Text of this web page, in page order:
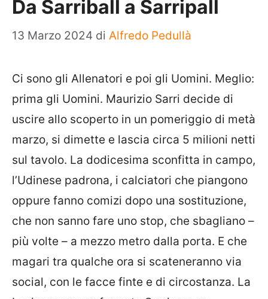
Da Sarriball a Sarripall
13 Marzo 2024 di Alfredo Pedullà
Ci sono gli Allenatori e poi gli Uomini. Meglio:
prima gli Uomini. Maurizio Sarri decide di
uscire allo scoperto in un pomeriggio di metà
marzo, si dimette e lascia circa 5 milioni netti
sul tavolo. La dodicesima sconfitta in campo,
l’Udinese padrona, i calciatori che piangono
oppure fanno comizi dopo una sostituzione,
che non sanno fare uno stop, che sbagliano –
più volte – a mezzo metro dalla porta. E che
magari tra qualche ora si scateneranno via
social, con le facce finte e di circostanza. La